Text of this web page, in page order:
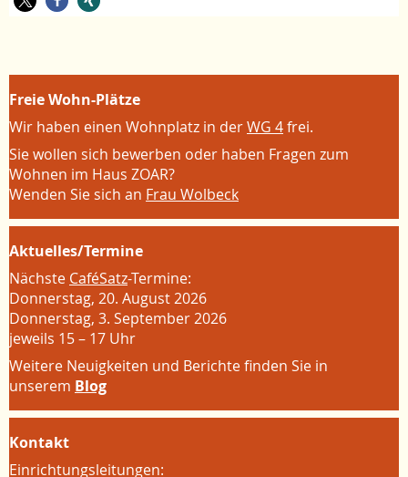
Freie Wohn-Plätze
Wir haben einen Wohnplatz in derWG 4frei.
Sie wollen sich bewerben oder haben Fragen zum
Wohnen im Haus ZOAR?
Wenden Sie sich an Frau Wolbeck
Aktuelles/Termine
Nächste CaféSatz-Termine:
Donnerstag, 20. August 2026
Donnerstag, 3. September 2026
jeweils 15 – 17 Uhr
Weitere Neuigkeiten und Berichte finden Sie in
unserem Blog
Kontakt
Einrichtungsleitungen: